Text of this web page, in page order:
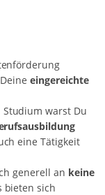
eingereichte
warst Du
eine Tätigkeit
generell an keine
bieten sich